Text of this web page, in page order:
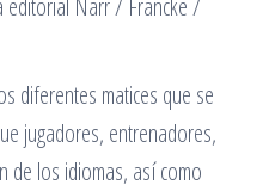
diferentes matices que se
jugadores, entrenadores,
de los idiomas, así como